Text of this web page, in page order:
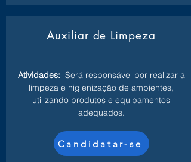
Auxiliar de Limpeza
Atividades: Será responsável por realizar a
limpeza e higienização de ambientes,
utilizando produtos e equipamentos
adequados.
Candidatar-se